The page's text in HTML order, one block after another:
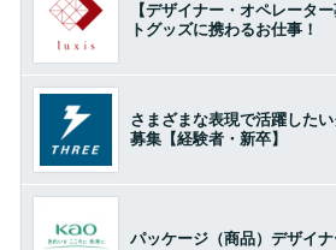
【デザイナー・オペレータ
トグッズに携わるお仕事！
さまざまな表現で活躍した
募集【経験者・新卒】
パッケージ（商品）デザイ